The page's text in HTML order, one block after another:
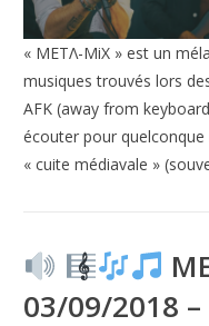
« METΛ-MiX » est un
musiques trouvés lors
AFK (away from
écouter pour
« cuite médiavale »
03/09/2018